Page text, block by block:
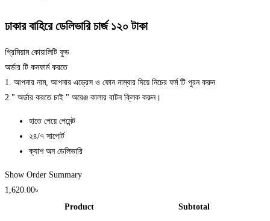
ঢাকার বাহিরে ডেলিভারি চার্জ ১২০ টাকা
প্রিমিয়াম কোয়ালিটি ফুড
অর্ডার টি কনফার্ম করতে
1. আপনার নাম, আপনার এড্রেস ও ফোন নাম্বার দিয়ে নিচের ফর্ম টি পুরন করুন
2." অর্ডার করতে চাই " অরেঞ্জ কালার বাটন ক্লিক করুন।
হাতে পেয়ে পেমেন্ট
২৪/৭ সাপোর্ট
ক্যাশ অন ডেলিভারি
Show Order Summary
1,620.00৳
Product
Subtotal